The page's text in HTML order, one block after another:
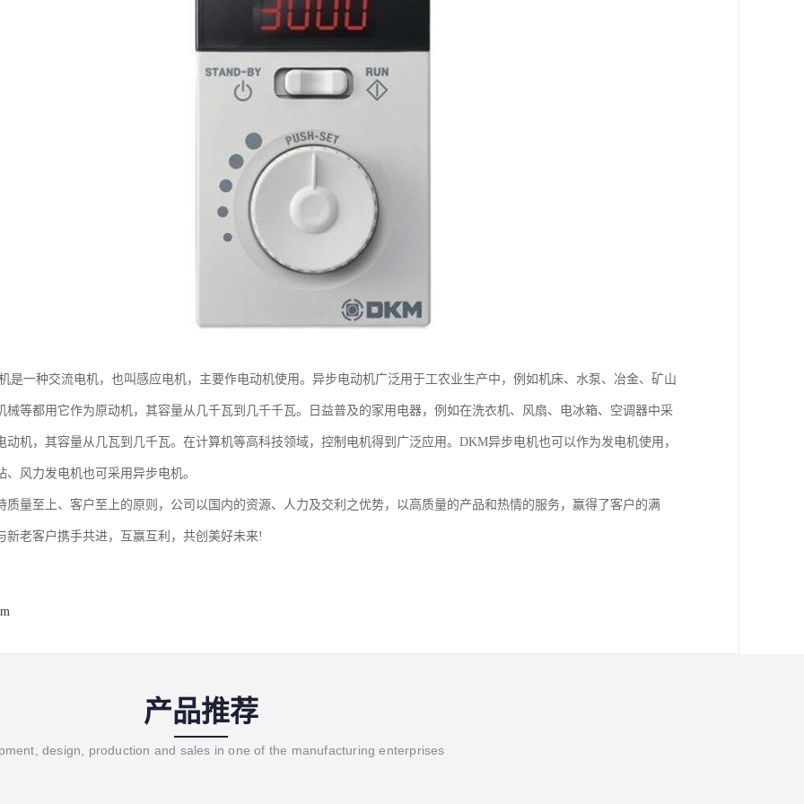
是一种交流电机，也叫感应电机，主要作电动机使用。异步电动机广泛用于工农业生产中，例如机床、水泵、冶金、矿山
械等都用它作为原动机，其容量从几千瓦到几千千瓦。日益普及的家用电器，例如在洗衣机、风扇、电冰箱、空调器中采
动机，其容量从几瓦到几千瓦。在计算机等高科技领域，控制电机得到广泛应用。DKM异步电机也可以作为发电机使用，
、风力发电机也可采用异步电机。
质量至上、客户至上的原则，公司以国内的资源、人力及交利之优势，以高质量的产品和热情的服务，赢得了客户的满
新老客户携手共进，互赢互利，共创美好未来!
产品推荐
design, production and sales in one of the manufacturing enterprises